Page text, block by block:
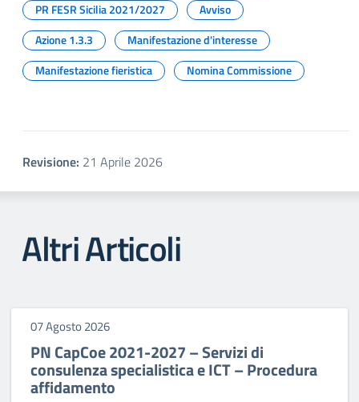
PR FESR Sicilia 2021/2027
Avviso
Azione 1.3.3
Manifestazione d'interesse
Manifestazione fieristica
Nomina Commissione
Revisione: 21 Aprile 2026
Altri Articoli
07 Agosto 2026
PN CapCoe 2021-2027 – Servizi di
consulenza specialistica e ICT – Procedura
affidamento